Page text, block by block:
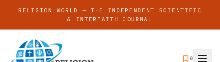
RELIGION WORLD — THE INDEPENDENT SCIENTIFIC
& INTERFAITH JOURNAL
0